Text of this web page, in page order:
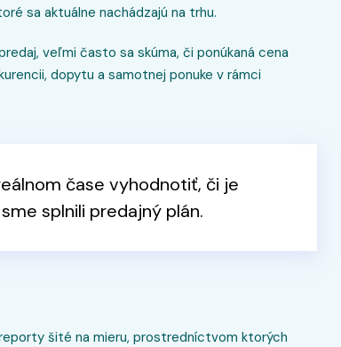
sa aktuálne nachádzajú na trhu.
veľmi často sa skúma, či ponúkaná cena
dopytu a samotnej ponuke v rámci
čase vyhodnotiť, či je
splnili predajný plán.
šité na mieru, prostredníctvom ktorých